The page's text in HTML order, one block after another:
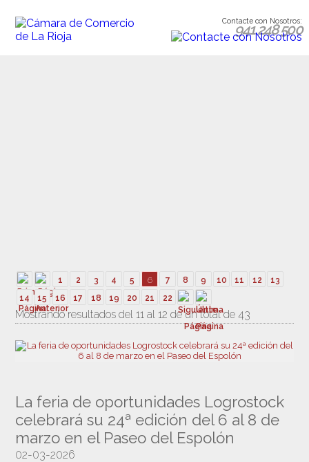
Contacte con Nosotros:
941 248 500
1 2 3 4 5 6 7 8 9 10 11 12
13
14
15 16 17 18 19 20 21 22
Mostrando resultados del 11 al 12 de un total de 43
La feria de oportunidades Logrostock
celebrará su 24ª edición del 6 al 8 de
marzo en el Paseo del Espolón
02-03-2026